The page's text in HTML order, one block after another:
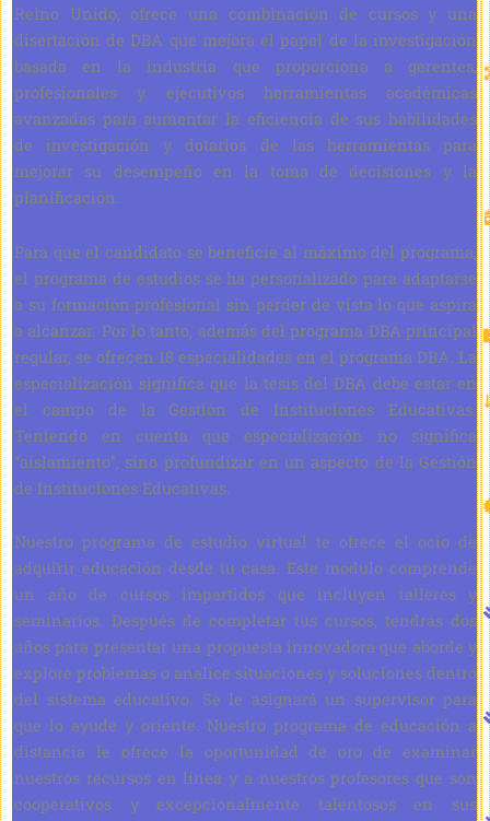
Reino Unido, ofrece una combinación de cursos y una
disertación de DBA que mejora el papel de la investigación
basada en la industria que proporciona a gerentes,
profesionales y ejecutivos herramientas académicas
avanzadas para aumentar la eficiencia de sus habilidades
de investigación y dotarlos de las herramientas para
mejorar su desempeño en la toma de decisiones y la
planificación.
Para que el candidato se beneficie al máximo del programa,
el programa de estudios se ha personalizado para adaptarse
a su formación profesional sin perder de vista lo que aspira
a alcanzar. Por lo tanto, además del programa DBA principal
regular, se ofrecen 18 especialidades en el programa DBA. La
especialización significa que la tesis del DBA debe estar en
el campo de la Gestión de Instituciones Educativas.
Teniendo en cuenta que especialización no significa
“aislamiento”, sino profundizar en un aspecto de la Gestión
de Instituciones Educativas.
Nuestro programa de estudio virtual te ofrece el ocio de
adquirir educación desde tu casa. Este módulo comprende
un año de cursos impartidos que incluyen talleres y
seminarios. Después de completar tus cursos, tendrás dos
años para presentar una propuesta innovadora que aborde y
explore problemas o analice situaciones y soluciones dentro
del sistema educativo. Se le asignará un supervisor para
que lo ayude y oriente. Nuestro programa de educación a
distancia le ofrece la oportunidad de oro de examinar
nuestros recursos en línea y a nuestros profesores que son
cooperativos y excepcionalmente talentosos en sus